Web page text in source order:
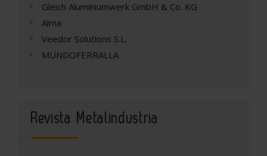
Gleich Aluminiumwerk GmbH & Co. KG
Alma
Veedor Solutions S.L.
MUNDOFERRALLA
Revista Metalindustria